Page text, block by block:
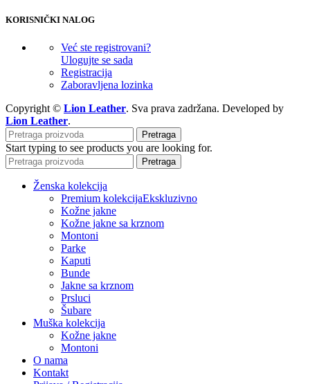
KORISNIČKI NALOG
Već ste registrovani?
Ulogujte se sada
Registracija
Zaboravljena lozinka
Copyright © Lion Leather. Sva prava zadržana. Developed by
Lion Leather.
Pretraga
Start typing to see products you are looking for.
Pretraga
Ženska kolekcija
Premium kolekcijaEkskluzivno
Kožne jakne
Kožne jakne sa krznom
Montoni
Parke
Kaputi
Bunde
Jakne sa krznom
Prsluci
Šubare
Muška kolekcija
Kožne jakne
Montoni
O nama
Kontakt